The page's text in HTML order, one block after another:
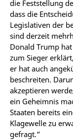
die Feststellung
dass die
Legislativen der
sind derzeit
Donald Trump
zum Sieger
er hat auch
beschreiten.
akzeptieren
ein Geheimnis
Staaten bereits
Klagewelle zu
gefragt.“